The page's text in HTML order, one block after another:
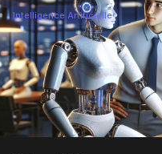
Intelligence Artificielle